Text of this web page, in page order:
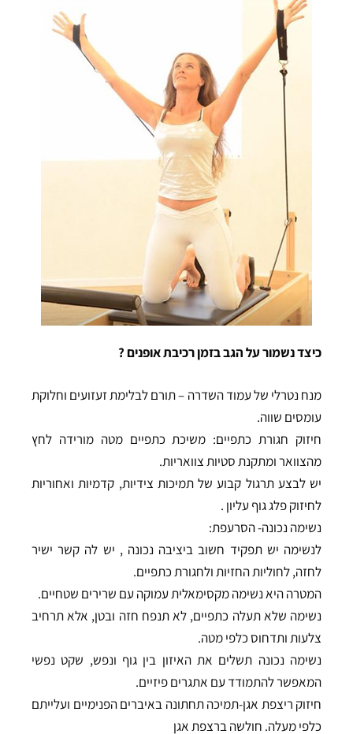
כיצד נשמור על הגב בזמן רכיבת אופנים ?
מנח נטרלי של עמוד השדרה – תורם לבלימת זעזועים וחלוקת
עומסים שווה.
חיזוק חגורת כתפיים: משיכת כתפיים מטה מורידה לחץ
מהצוואר ומתקנת סטיות צוואריות.
יש לבצע תרגול קבוע של תמיכות צידיות, קדמיות ואחוריות
לחיזוק פלג גוף עליון .
נשימה נכונה- הסרעפת:
לנשימה יש תפקיד חשוב ביציבה נכונה , יש לה קשר ישיר
לחזה, לחוליות החזיות ולחגורת כתפיים.
המטרה היא נשימה מקסימאלית עמוקה עם שרירים שטחיים.
נשימה שלא תעלה כתפיים, לא תנפח חזה ובטן, אלא תרחיב
צלעות ותדחוס כלפי מטה.
נשימה נכונה תשלים את האיזון בין גוף ונפש, שקט נפשי
המאפשר להתמודד עם אתגרים פיזיים.
חיזוק ריצפת אגן-תמיכה תחתונה באיברים הפנימיים ועלייתם
כלפי מעלה. חולשה ברצפת אגן